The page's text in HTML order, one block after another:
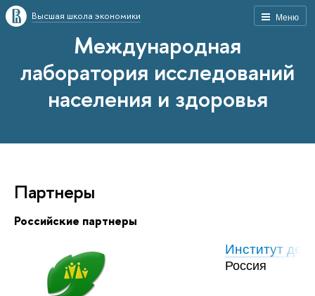
Меню
Высшая школа экономики
Международная
лаборатория исследований
населения и здоровья
Партнеры
Российские партнеры
Институт
Россия